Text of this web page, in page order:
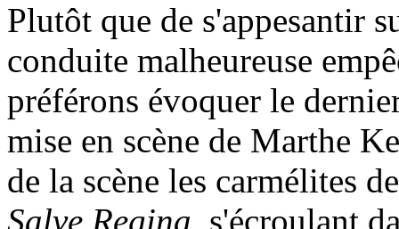
Plutôt que de s'appesantir
conduite malheureuse
préférons évoquer le
mise en scène de Marthe
de la scène les carmélites
Salve Regina, s'écroulant